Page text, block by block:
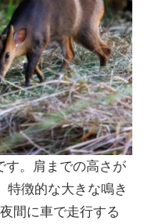
す。肩までの高さが
特徴的な大きな鳴き
間に車で走行する